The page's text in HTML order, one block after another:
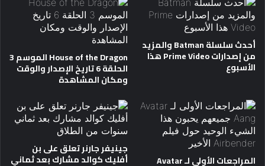
أحدث سلسلة Batman والمزيد
من إصدارات Prime Video هذا
الأسبوع
House of the Dragon الموسم 3
الحلقة 6 تاريخ الإصدار والوقت
ومكان المشاهدة
المراجعات الأولى لـ Avatar
جينيفر جارنر تعلق على بن
أفليك كوالد مشارك بعد ثماني